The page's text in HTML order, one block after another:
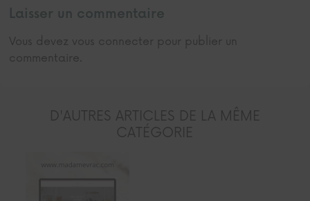
Laisser un commentaire
Vous devez vous connecter pour publier un
commentaire.
D'AUTRES ARTICLES DE LA MÊME
CATÉGORIE